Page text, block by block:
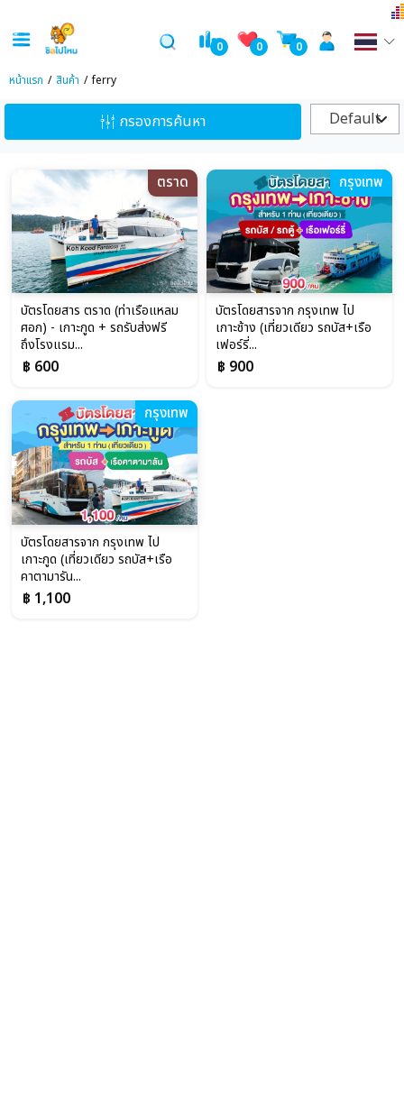
0 0 0
หน้าแรก สินค้า ferry
กรองการค้นหา Default
ตราด
บัตรโดยสาร ตราด (ท่าเรือแหลม
ศอก) - เกาะกูด + รถรับส่งฟรี
ถึงโรงแรม...
฿ 600
กรุงเทพ
บัตรโดยสารจาก กรุงเทพ ไป
เกาะช้าง (เที่ยวเดียว รถบัส+เรือ
เฟอร์รี่...
฿ 900
กรุงเทพ
บัตรโดยสารจาก กรุงเทพ ไป
เกาะกูด (เที่ยวเดียว รถบัส+เรือ
คาตามารัน...
฿ 1,100